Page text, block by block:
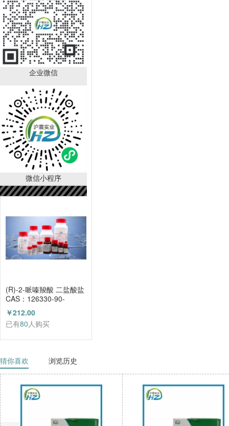
企业微信
微信小程序
Boc-D-4-氯苯丙氨酸
CAS：57292-44-1
（HZ52015591）
￥392.00
已有88人购买
DL-苯甘氨酸 CAS号：
2835-06-
5（HZ52000788）
￥150.00
80人购买
(R)-2-哌嗪羧酸 二盐酸盐
CAS：126330-90-
3（HZ52003684）
￥212.00
已有80人购买
猜你喜欢 浏览历史